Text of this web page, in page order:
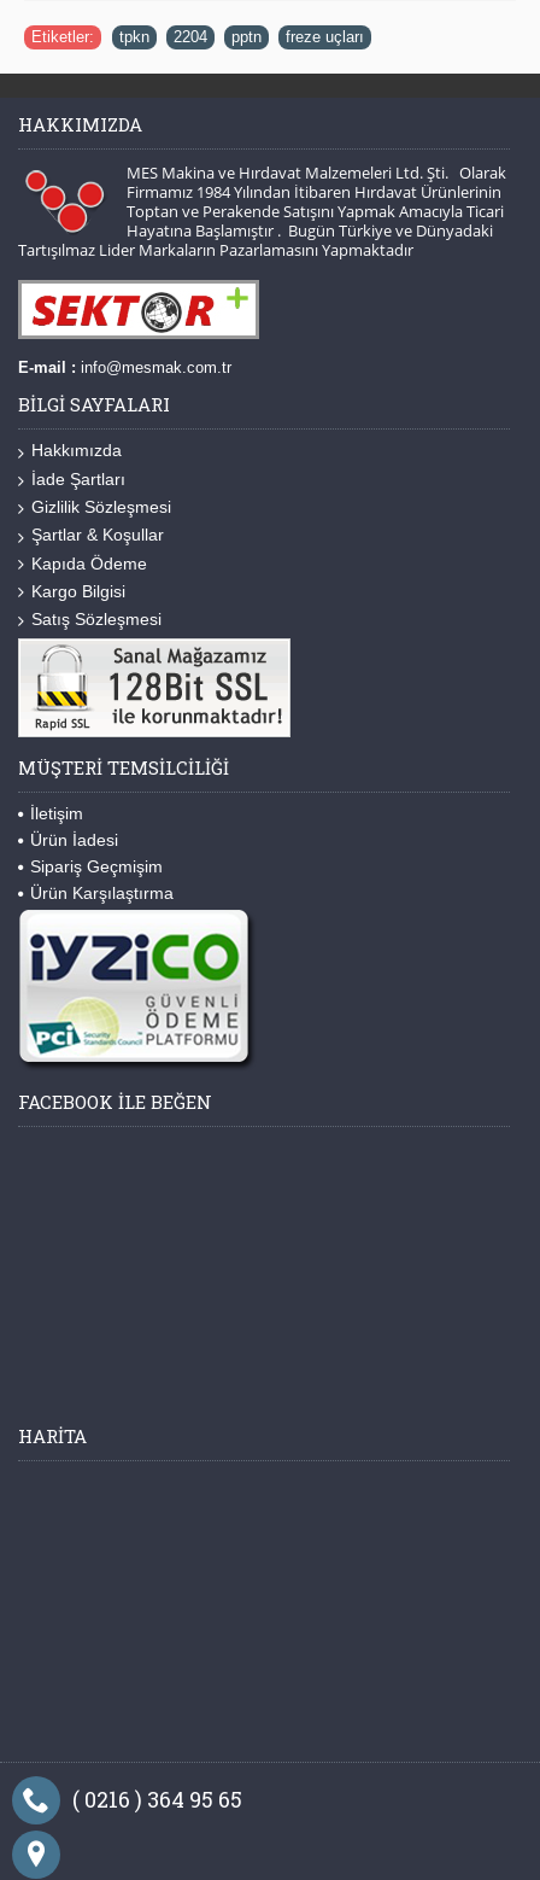
Etiketler: tpkn 2204 pptn freze uçları
HAKKIMIZDA
MES Makina ve Hırdavat Malzemeleri Ltd. Şti. Olarak
Firmamız 1984 Yılından İtibaren Hırdavat Ürünlerinin
Toptan ve Perakende Satışını Yapmak Amacıyla Ticari
Hayatına Başlamıştır . Bugün Türkiye ve Dünyadaki
Tartışılmaz Lider Markaların Pazarlamasını Yapmaktadır
E-mail : info@mesmak.com.tr
BILGI SAYFALARI
Hakkımızda
İade Şartları
Gizlilik Sözleşmesi
Şartlar & Koşullar
Kapıda Ödeme
Kargo Bilgisi
Satış Sözleşmesi
MÜŞTERI TEMSILCILIĞI
İletişim
Ürün İadesi
Sipariş Geçmişim
Ürün Karşılaştırma
FACEBOOK ILE BEĞEN
HARITA
( 0216 ) 364 95 65